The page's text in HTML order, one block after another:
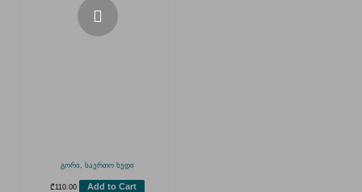
გორი, საერთო ხედი
₾ 110.00 Add to Cart